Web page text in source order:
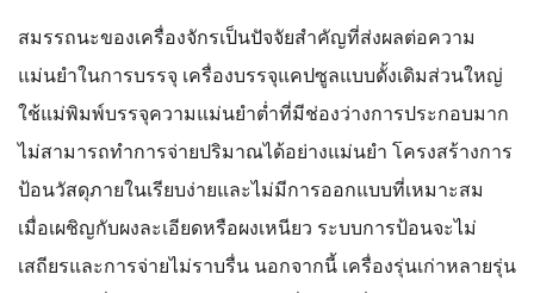
สมรรถนะของเครื่องจักรเป็นปัจจัยสำคัญที่ส่งผลต่อความ
แม่นยำในการบรรจุ เครื่องบรรจุแคปซูลแบบดั้งเดิมส่วนใหญ่
ใช้แม่พิมพ์บรรจุความแม่นยำต่ำที่มีช่องว่างการประกอบมาก
ไม่สามารถทำการจ่ายปริมาณได้อย่างแม่นยำ โครงสร้างการ
ป้อนวัสดุภายในเรียบง่ายและไม่มีการออกแบบที่เหมาะสม
เมื่อเผชิญกับผงละเอียดหรือผงเหนียว ระบบการป้อนจะไม่
เสถียรและการจ่ายไม่ราบรื่น นอกจากนี้ เครื่องรุ่นเก่าหลายรุ่น